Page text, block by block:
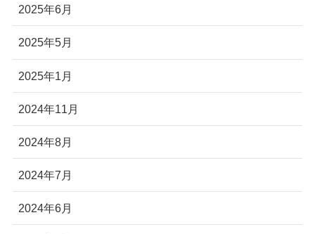
2025年6月
2025年5月
2025年1月
2024年11月
2024年8月
2024年7月
2024年6月